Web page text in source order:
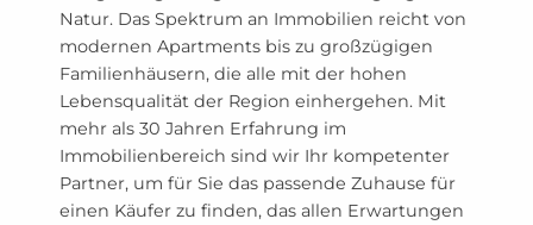
Natur. Das Spektrum an Immobilien reicht von
modernen Apartments bis zu großzügigen
Familienhäusern, die alle mit der hohen
Lebensqualität der Region einhergehen. Mit
mehr als 30 Jahren Erfahrung im
Immobilienbereich sind wir Ihr kompetenter
Partner, um für Sie das passende Zuhause für
einen Käufer zu finden, das allen Erwartungen